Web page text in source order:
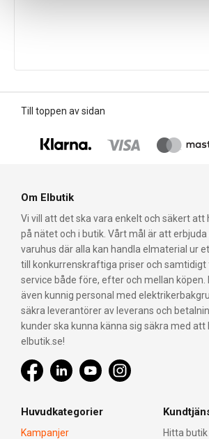
Till toppen av sidan
Om Elbutik
Vi vill att det ska vara enkelt och säkert att
på nätet och i butik. Vårt mål är att
varuhus där alla kan handla elmaterial ur
till konkurrenskraftiga priser och samtidigt
service både före, efter och mellan köpen.
även kunnig personal med
säkra leverantörer av leverans och
kunder ska kunna känna sig säkra med att
elbutik.se!
Huvudkategorier
Kampanjer
Hitta butik